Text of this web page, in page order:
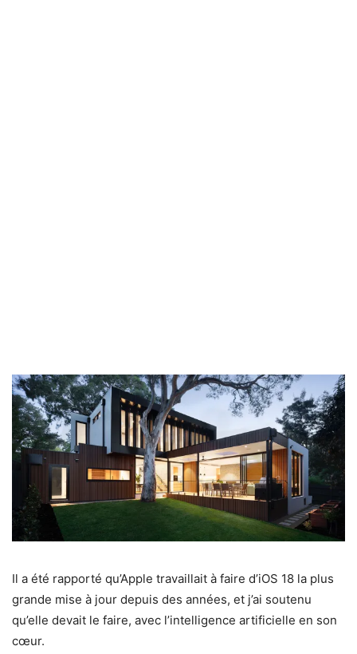
Il a été rapporté qu’Apple travaillait à faire d’iOS 18 la plus
grande mise à jour depuis des années, et j’ai soutenu
qu’elle devait le faire, avec l’intelligence artificielle en son
cœur.